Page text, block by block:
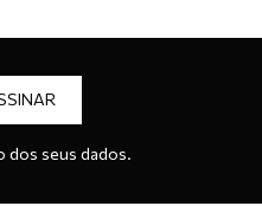
dos seus dados.